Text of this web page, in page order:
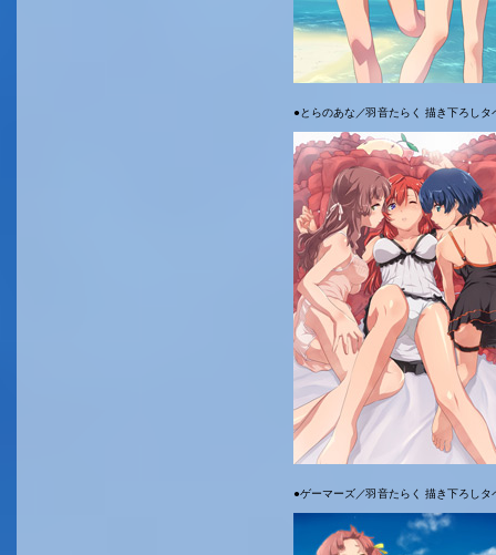
●とらのあな／羽音たらく 描き下ろし
●ゲーマーズ／羽音たらく 描き下ろし